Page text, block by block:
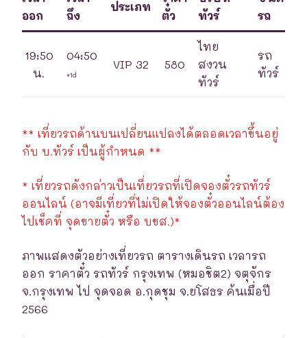
ออก
ถึง
ประเภท
ตั๋ว
ทัวร์
รถ
19:50
น.
04:50
+1d
VIP 32 580
ไทย
สงวน
ทัวร์
รถ
ทัวร์
** เที่ยวรถด้านบนเปลี่ยนแปลงได้ตลอดเวลาขึ้นอยู่
กับ บ.ทัวร์ เป็นผู้กำหนด **
* เที่ยวรถดังกล่าวเป็นเที่ยวรถที่เปิดจองตั๋วรถทัวร์
ออนไลน์ (อาจมีเที่ยวที่ไม่เปิดให้จองตั๋วออนไลน์ต้อง
ไปเช็คที่ จุดขายตั๋ว หรือ บขส.)*
ภาพแสดงตัวอย่างเที่ยวรถ ตารางเดินรถ เวลารถ
ออก ราคาตั๋ว รถทัวร์ กรุงเทพ (หมอชิต2) จตุจักร
จ.กรุงเทพ ไป จุดจอด อ.กุดชุม จ.ยโสธร ค้นเมื่อปี
2566